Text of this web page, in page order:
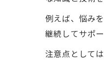
例えば、悩み
継続してサポ
注意点として